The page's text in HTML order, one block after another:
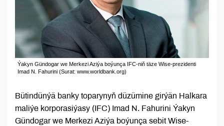
Ýakyn Gündogar we Merkezi Aziýa boýunça IFC-niň täze Wise-prezidenti
Imad N. Fahurini (Surat: www.worldbank.org)
Bütindünýä banky toparynyň düzümine girýän Halkara
maliýe korporasiýasy (IFC) Imad N. Fahurini Ýakyn
Gündogar we Merkezi Aziýa boýunça sebit Wise-